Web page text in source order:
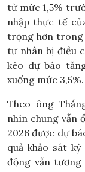
từ mức 1,5%
nhập thực tế
trọng hơn trong
tư nhân bị điều
kéo dự báo
xuống mức 3,5%.
Theo ông
nhìn chung vẫn
2026 được dự
quả khảo sát
động vẫn